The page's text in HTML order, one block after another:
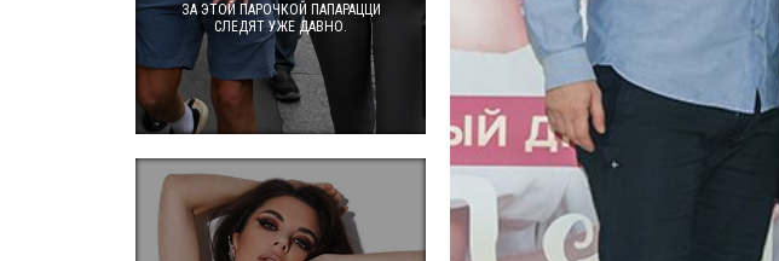
ЗА ЭТОЙ ПАРОЧКОЙ ПАПАРАЦЦИ
СЛЕДЯТ УЖЕ ДАВНО.